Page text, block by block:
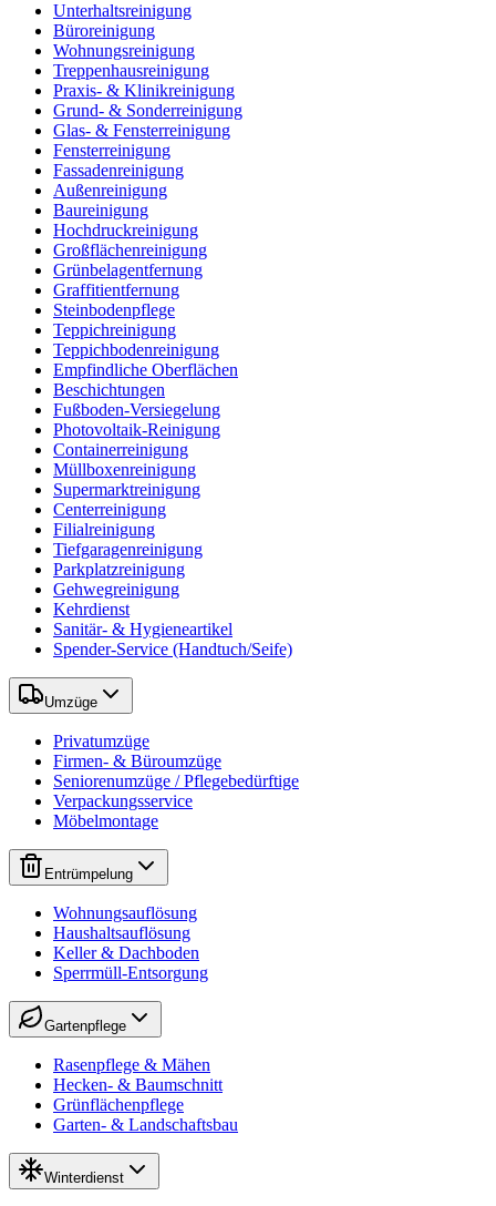
Unterhaltsreinigung
Büroreinigung
Wohnungsreinigung
Treppenhausreinigung
Praxis- & Klinikreinigung
Grund- & Sonderreinigung
Glas- & Fensterreinigung
Fensterreinigung
Fassadenreinigung
Außenreinigung
Baureinigung
Hochdruckreinigung
Großflächenreinigung
Grünbelagentfernung
Graffitientfernung
Steinbodenpflege
Teppichreinigung
Teppichbodenreinigung
Empfindliche Oberflächen
Beschichtungen
Fußboden-Versiegelung
Photovoltaik-Reinigung
Containerreinigung
Müllboxenreinigung
Supermarktreinigung
Centerreinigung
Filialreinigung
Tiefgaragenreinigung
Parkplatzreinigung
Gehwegreinigung
Kehrdienst
Sanitär- & Hygieneartikel
Spender-Service (Handtuch/Seife)
Umzüge
Privatumzüge
Firmen- & Büroumzüge
Seniorenumzüge / Pflegebedürftige
Verpackungsservice
Möbelmontage
Entrümpelung
Wohnungsauflösung
Haushaltsauflösung
Keller & Dachboden
Sperrmüll-Entsorgung
Gartenpflege
Rasenpflege & Mähen
Hecken- & Baumschnitt
Grünflächenpflege
Garten- & Landschaftsbau
Winterdienst